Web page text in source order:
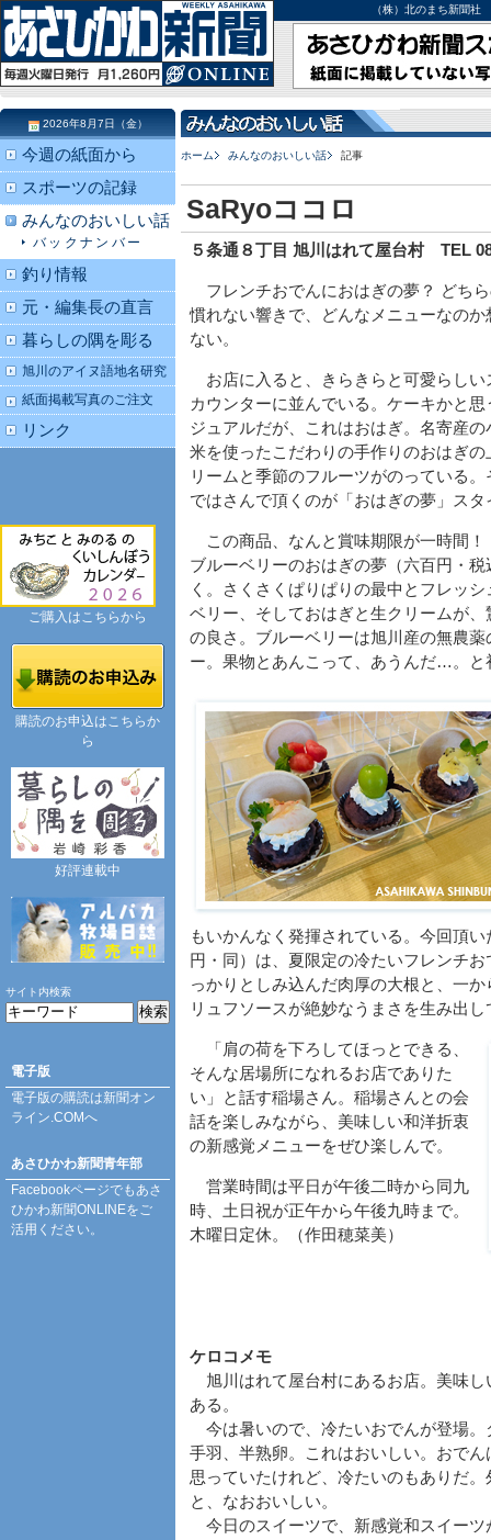
（株）北のまち新聞
ホーム みんなのおいしい話 記事
SaRyoココロ
５条通８丁目 旭川はれて屋台村 TEL
フレンチおでんにおはぎの夢？ どち
慣れない響きで、どんなメニューなのか
ない。
お店に入ると、きらきらと可愛らしい
カウンターに並んでいる。ケーキかと思
ジュアルだが、これはおはぎ。名寄産の
米を使ったこだわりの手作りのおはぎの
リームと季節のフルーツがのっている。
ではさんで頂くのが「おはぎの夢」スタ
この商品、なんと賞味期限が一時間！
ブルーベリーのおはぎの夢（六百円・税
く。さくさくぱりぱりの最中とフレッシ
ベリー、そしておはぎと生クリームが、
の良さ。ブルーベリーは旭川産の無農
ー。果物とあんこって、あうんだ…。と
もいかんなく発揮されている。今回頂
円・同）は、夏限定の冷たいフレンチ
っかりとしみ込んだ肉厚の大根と、一
リュフソースが絶妙なうまさを生み出し
「肩の荷を下ろしてほっとできる、
そんな居場所になれるお店でありた
い」と話す稲場さん。稲場さんとの会
話を楽しみながら、美味しい和洋折衷
の新感覚メニューをぜひ楽しんで。
営業時間は平日が午後二時から同九
時、土日祝が正午から午後九時まで。
木曜日定休。（作田穂菜美）
ケロコメモ
旭川はれて屋台村にあるお店。美味し
ある。
今は暑いので、冷たいおでんが登場。
手羽、半熟卵。これはおいしい。おでん
思っていたけれど、冷たいのもありだ。
と、なおおいしい。
今日のスイーツで、新感覚和スイーツ
2026年8月7日（金）
今週の紙面から
スポーツの記録
みんなのおいしい話
バックナンバー
釣り情報
元・編集長の直言
暮らしの隅を彫る
旭川のアイヌ語地名研究
紙面掲載写真のご注文
リンク
ご購入はこちらから
購読のお申込はこちらか
ら
好評連載中
サイト内検索
電子版
電子版の購読は新聞オン
ライン.COMへ
あさひかわ新聞青年部
Facebookページでもあさ
ひかわ新聞ONLINEをご
活用ください。